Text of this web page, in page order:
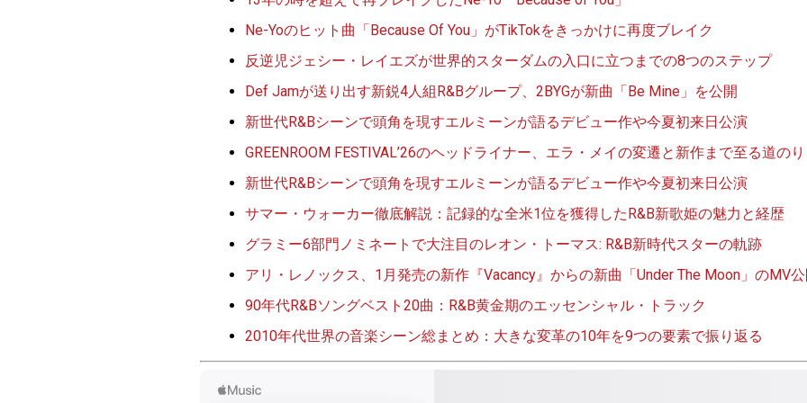
Ne-Yoのヒット曲「Because Of You」がTikTokをきっかけに再度ブレイク
反逆児ジェシー・レイエズが世界的スターダムの入口に立つまでの8つのステップ
Def Jamが送り出す新鋭4人組R&Bグループ、2BYGが新曲「Be Mine」を公開
新世代R&Bシーンで頭角を現すエルミーンが語るデビュー作や今夏初来日公演
GREENROOM FESTIVAL’26のヘッドライナー、エラ・メイの変遷と新作まで至る道のり
新世代R&Bシーンで頭角を現すエルミーンが語るデビュー作や今夏初来日公演
サマー・ウォーカー徹底解説：記録的な全米1位を獲得したR&B新歌姫の魅力と経歴
グラミー6部門ノミネートで大注目のレオン・トーマス: R&B新時代スターの軌跡
アリ・レノックス、1月発売の新作『Vacancy』からの新曲「Under The Moon」のMV
90年代R&Bソングベスト20曲：R&B黄金期のエッセンシャル・トラック
2010年代世界の音楽シーン総まとめ：大きな変革の10年を9つの要素で振り返る